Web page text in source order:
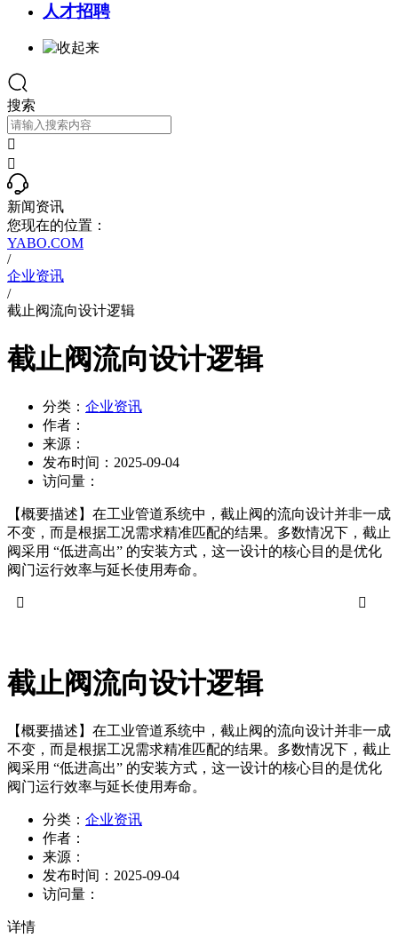
人才招聘
搜索


新闻资讯
您现在的位置：
YABO.COM
/
企业资讯
/
截止阀流向设计逻辑
截止阀流向设计逻辑
分类： 企业资讯
作者：
来源：
发布时间： 2025-09-04
访问量：
【概要描述】 在工业管道系统中，截止阀的流向设计并非一成
不变，而是根据工况需求精准匹配的结果。多数情况下，截止
阀采用 “低进高出” 的安装方式，这一设计的核心目的是优化
阀门运行效率与延长使用寿命。


截止阀流向设计逻辑
【概要描述】 在工业管道系统中，截止阀的流向设计并非一成
不变，而是根据工况需求精准匹配的结果。多数情况下，截止
阀采用 “低进高出” 的安装方式，这一设计的核心目的是优化
阀门运行效率与延长使用寿命。
分类： 企业资讯
作者：
来源：
发布时间： 2025-09-04
访问量：
详情